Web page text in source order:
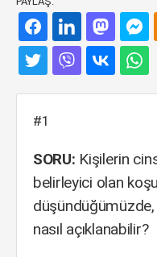
#1
SORU: Kişilerin
belirleyici olan
nasıl açıklanabilir?